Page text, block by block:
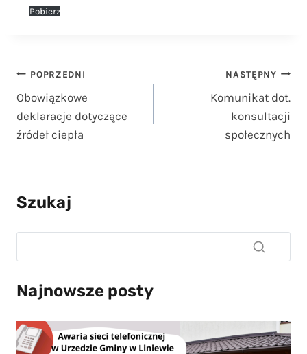
Pobierz
Nawigacja
wpisu
POPRZEDNI
Obowiązkowe
deklaracje dotyczące
źródeł ciepła
NASTĘPNY
Komunikat dot.
konsultacji
społecznych
Szukaj
Najnowsze posty